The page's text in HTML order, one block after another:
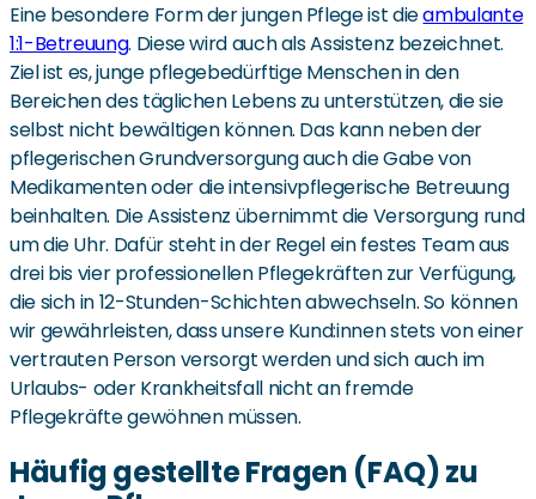
Eine besondere Form der jungen Pflege ist dieambulante
1:1-Betreuung. Diese wird auch als Assistenz bezeichnet.
Ziel ist es, junge pflegebedürftige Menschen in den
Bereichen des täglichen Lebens zu unterstützen, die sie
selbst nicht bewältigen können. Das kann neben der
pflegerischen Grundversorgung auch die Gabe von
Medikamenten oder die intensivpflegerische Betreuung
beinhalten. Die Assistenz übernimmt die Versorgung rund
um die Uhr. Dafür steht in der Regel ein festes Team aus
drei bis vier professionellen Pflegekräften zur Verfügung,
die sich in 12-Stunden-Schichten abwechseln. So können
wir gewährleisten, dass unsere Kund:innen stets von einer
vertrauten Person versorgt werden und sich auch im
Urlaubs- oder Krankheitsfall nicht an fremde
Pflegekräfte gewöhnen müssen.
Häufig gestellte Fragen (FAQ) zu